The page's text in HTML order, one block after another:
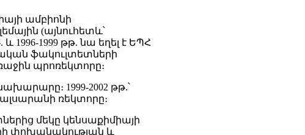
ամբիոնի
(այնուհետև՝
1999 թթ. նա եղել է ԵՊՀ
ֆակուլտետների
պրոռեկտորը։
1999-2002 թթ.՝
ռեկտորը։
մեկը կենսաքիմիայի
փոխանակության և